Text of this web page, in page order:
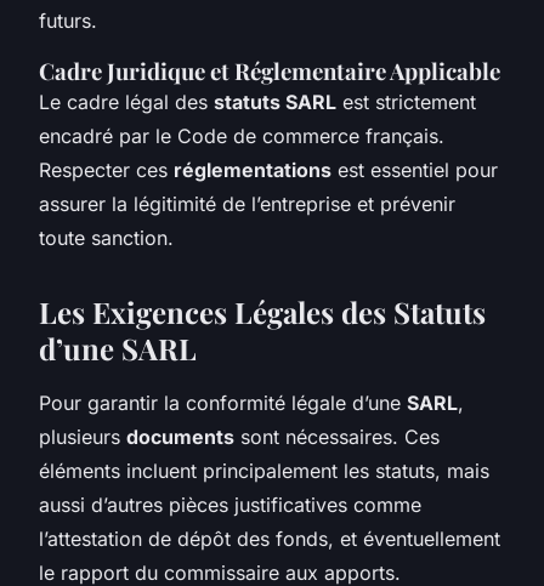
futurs.
Cadre Juridique et Réglementaire Applicable
Le cadre légal des statuts SARL est strictement
encadré par le Code de commerce français.
Respecter ces réglementations est essentiel pour
assurer la légitimité de l’entreprise et prévenir
toute sanction.
Les Exigences Légales des Statuts
d’une SARL
Pour garantir la conformité légale d’une SARL,
plusieurs documents sont nécessaires. Ces
éléments incluent principalement les statuts, mais
aussi d’autres pièces justificatives comme
l’attestation de dépôt des fonds, et éventuellement
le rapport du commissaire aux apports.